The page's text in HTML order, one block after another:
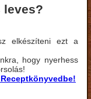
leves?
elkészíteni ezt a
hogy nyerhess